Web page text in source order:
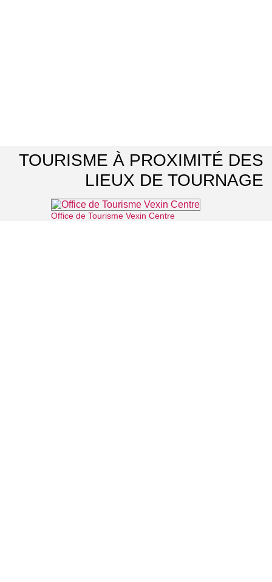
TOURISME À PROXIMITÉ DES
LIEUX DE TOURNAGE
Office de Tourisme Vexin Centre